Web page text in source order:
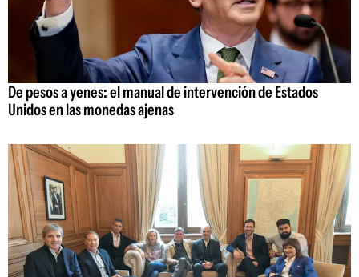
De pesos a yenes: el manual de intervención de Estados
Unidos en las monedas ajenas